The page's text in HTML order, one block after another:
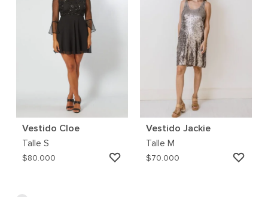
Vestido Cloe
Talle S
$80.000
AGREGAR
Vestido Jackie
Talle M
$70.000